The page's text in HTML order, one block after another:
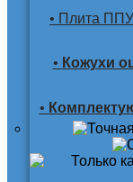
• Плита
• Кожухи
•